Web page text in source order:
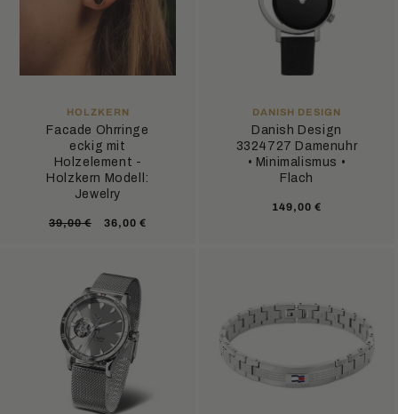
ANBIETER:
HOLZKERN
Facade Ohrringe
eckig mit
Holzelement -
Holzkern Modell:
Jewelry
Normaler
39,00 € Verkaufspreis
36,00 €
ANBIETER:
DANISH DESIGN
Danish Design
3324727 Damenuhr
• Minimalismus •
Flach
Normaler
149,00 €